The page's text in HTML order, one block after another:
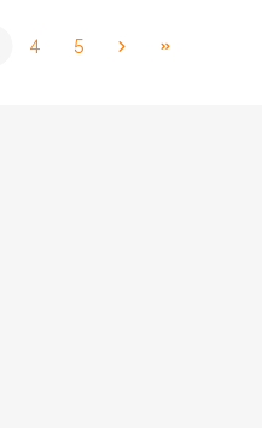
4 5